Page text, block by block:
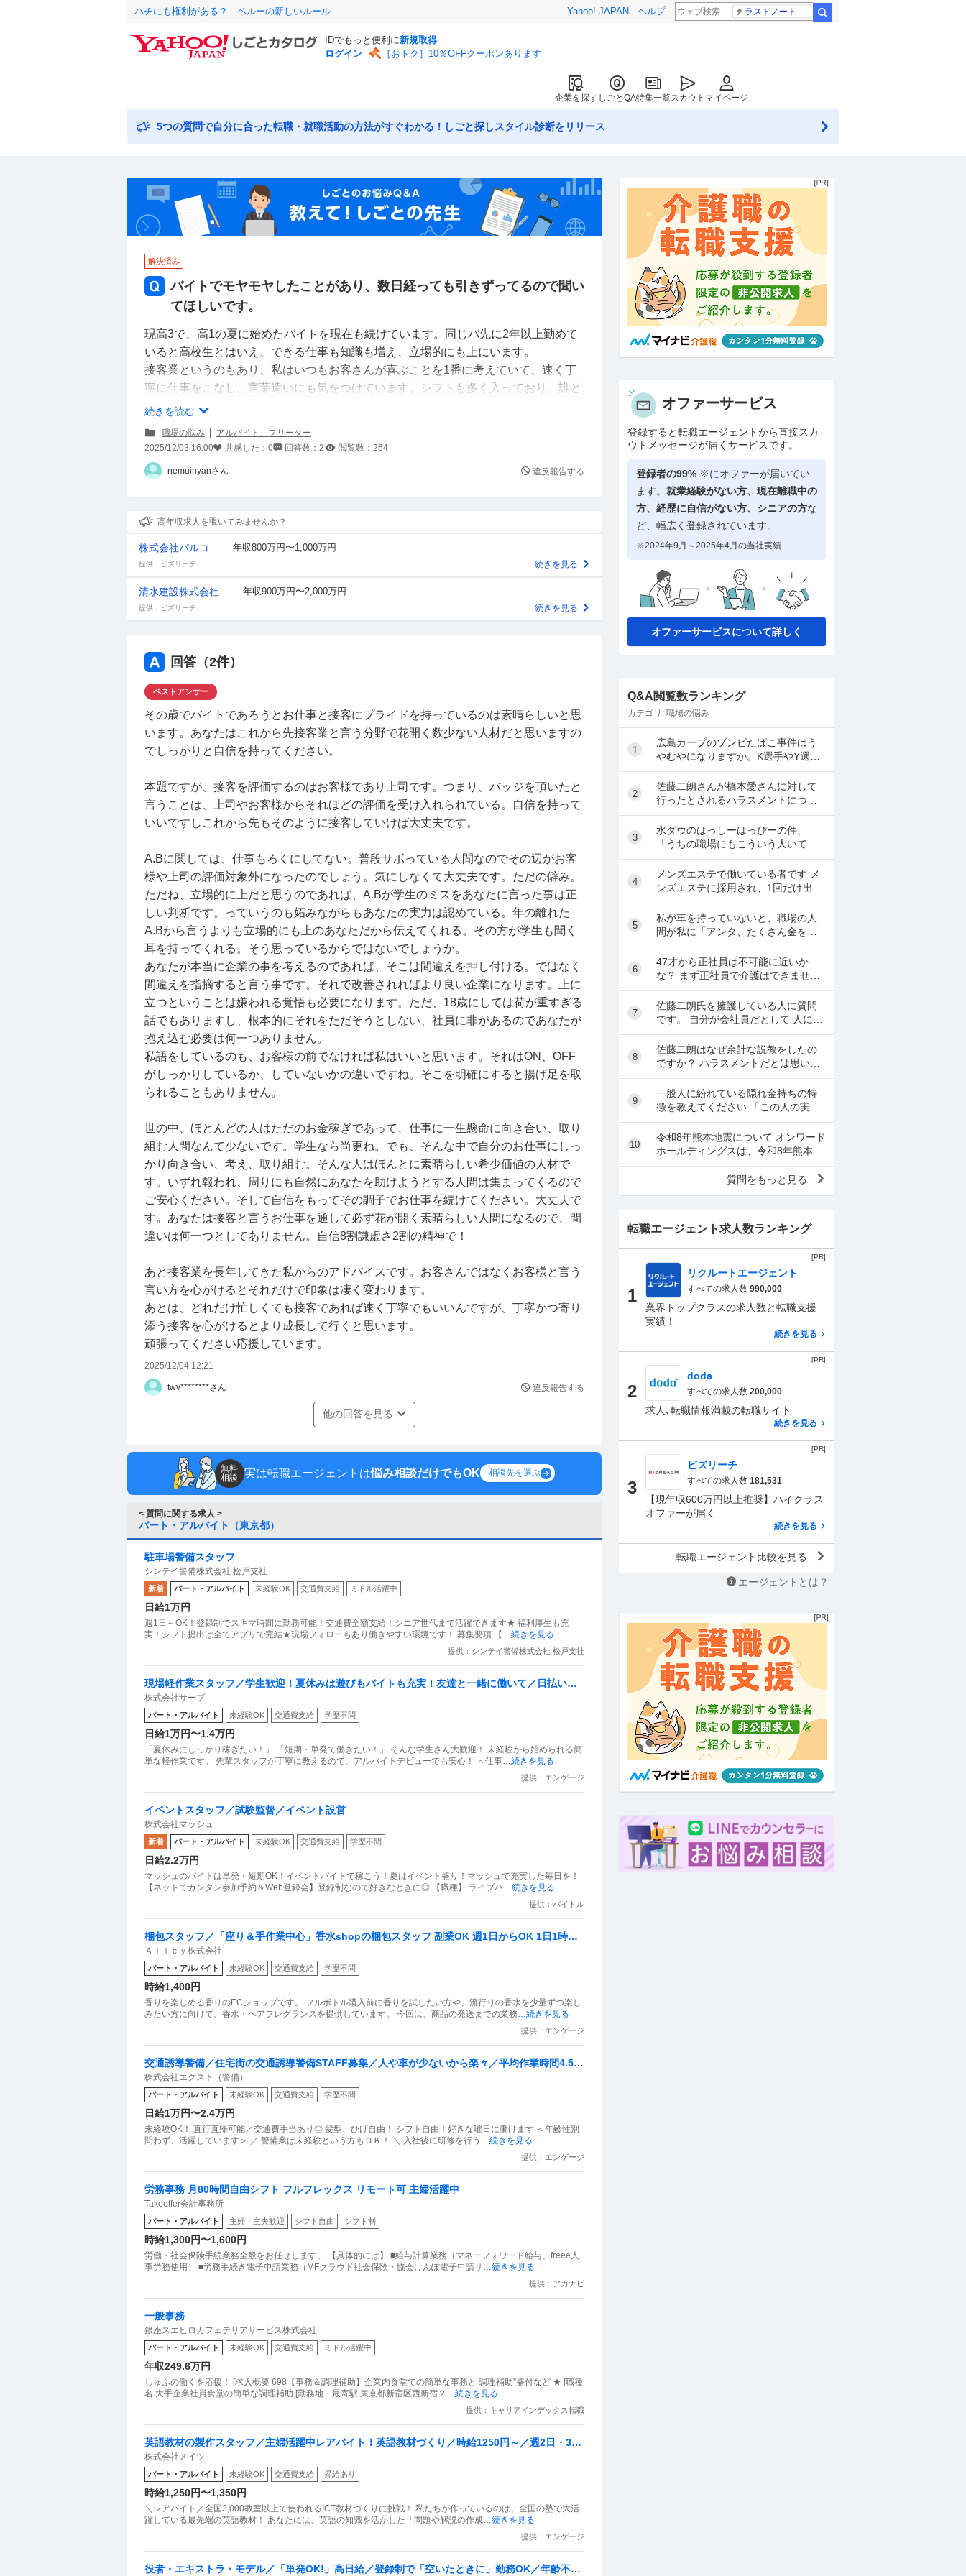
ハチにも権利がある？ ペルーの新しいルール Yahoo! JAPAN ヘルプ
IDでもっと便利に新規取得
ログイン
［おトク］10％OFFクーポンあります
企業を探すしごとQA特集一覧スカウト マイページ
5つの質問で自分に合った転職・就職活動の方法がすぐわかる！しごと探しスタイル診断をリリース
解決済み
バイトでモヤモヤしたことがあり、数日経っても引きずってるので聞い
てほしいです。
現高3で、高1の夏に始めたバイトを現在も続けています。同じバ先に2年以上勤めて
いると高校生とはいえ、できる仕事も知識も増え、立場的にも上にいます。
接客業というのもあり、私はいつもお客さんが喜ぶことを1番に考えていて、速く丁
寧に仕事をこなし、言葉遣いにも気をつけています。シフトも多く入っており、誰と
でも話せる性格なので、バ先の同じ学生だけでなく、ロングで入っている主婦や社員
先日有難いことに、会社で自分の接客が認められ、バッジとともに少額ですが手当て
もいただきました。私の勤める店舗には認定されたのがまだ私しかおらず、お金とい
うより、自分の仕事に自信を持ってこなしていたので、バッジという形に残るもので
認めてもらえたことがすごく嬉しかったです。
しかし、このことが私よりも長く勤めている主婦の方(以下Aさん：普段からお局的存
在ですが、私は気に入られており上手くやっていました)の目に留まり、「なんで〇
〇ちゃん(私の名前)はもらえるのに私はもらえないの？」と社員に話し、Bさん(入っ
た時期はAさんと私よりも後だが労働時間は長いので立場はそこそこ上)も社員に対
し、「〇〇ちゃん(私)にあげるならAさんにもあげないとプライドが…」と伝え始め
ました。
もちろん主婦のおふたりも労働時間が長く、責任ある仕事を任せられていますが、今
今回のことでAさんとBさんもお怒りになってしまい、お店にお客さんが誰もいなく
て暇だった時に私が学生の子と話してたことをすごく指摘されました。もちろん仕事
中の私語が目立ってしまった自分にも非はありますが、18歳の私はまだまだ完璧じゃ
ありません。それに他にもおしゃべりしていた学生はたくさんいる中で、学生バイト
みんなに対しての不満を私にだけ伝えてきたり、私以外の子のミスも同じ日にシフト
入ってたからと私にだけ伝えてきます。もちろんそれを私から学生の子に言うのは、
しまっています。
バイト先に親友レベルで仲良い子がいるので相談したら、「主婦も学生も時給で働い
てるから、いかに楽に稼げるかとか、やるべきことと任されたことはやるけど、プラ
私は接客も働くことも好きなので全然バイトが苦じゃないし、楽したら働く環境が悪
くなるような気がして…時給だから最低限でいいやという考えに至らなかったので、
みんながそういう考えだったことに驚きです。
バッジをもらったことに対して、歳が近い学生の子から妬まれないか心配でしたが、
意外と学生の子達はバイトに対して時給のバイトだと割り切っているからこそ欲もな
いみたいで、まさか大人である主婦の方からバッジを持ったことで色々言われると思
いませんでした。
今までみんないい人だったし、仕事もちゃんとこなしてたからこそ、今回の件で主婦
の方の態度がいつもと違ったり、学生の子がそこまでのやる気を持っていないことに
衝撃を受けました。
なんか今までの自分の頑張りがよく分からなくなってしまって、自分の仕事に至らな
い点もあるから本当にバッジをもらってよかったのかも不安になってきました。
らいいかも分からなくて、、頑張り加減が分かりません。私の感覚がおかしいのか
な、
長文失礼しました。
続きを読む
職場の悩み
アルバイト、フリーター
2025/12/03 16:00
共感した： 0 回答数： 2 閲覧数： 264
nemuinyanさん 違反報告する
高年収求人を覗いてみませんか？
株式会社パルコ 年収800万円〜1,000万円
提供：ビズリーチ 続きを見る
清水建設株式会社 年収900万円〜2,000万円
提供：ビズリーチ 続きを見る
回答（2件）
ベストアンサー
その歳でバイトであろうとお仕事と接客にプライドを持っているのは素晴らしいと思
います。あなたはこれから先接客業と言う分野で花開く数少ない人材だと思いますの
でしっかりと自信を持ってください。
本題ですが、接客を評価するのはお客様であり上司です。つまり、バッジを頂いたと
言うことは、上司やお客様からそれほどの評価を受け入れられている。自信を持って
いいですしこれから先もそのように接客していけば大丈夫です。
A.Bに関しては、仕事もろくにしてない。普段サボっている人間なのでその辺がお客
様や上司の評価対象外になったのでしょう。気にしなくて大丈夫です。ただの僻み。
ただね、立場的に上だと思うのであれば、A.Bが学生のミスをあなたに言った事は正
しい判断です。っていうのも妬みながらもあなたの実力は認めている。年の離れた
A.Bから言うよりも立場的にも上のあなただから伝えてくれる。その方が学生も聞く
耳を持ってくれる。そう思っているからではないでしょうか。
あなたが本当に企業の事を考えるのであれば、そこは間違えを押し付ける。ではなく
間違えを指摘すると言う事です。それで改善されればより良い企業になります。上に
立つということは嫌われる覚悟も必要になります。ただ、18歳にしては荷が重すぎる
話でもありますし、根本的にそれをただそうとしない、社員に非があるのであなたが
抱え込む必要は何一つありません。
私語をしているのも、お客様の前でなければ私はいいと思います。それはON、OFF
がしっかりしているか、していないかの違いですね。そこを明確にすると揚げ足を取
られることもありません。
世の中、ほとんどの人はただのお金稼ぎであって、仕事に一生懸命に向き合い、取り
組む人間なんて少ないです。学生なら尚更ね。でも、そんな中で自分のお仕事にしっ
かり向き合い、考え、取り組む。そんな人はほんとに素晴らしい希少価値の人材で
す。いずれ報われ、周りにも自然にあなたを助けようとする人間は集まってくるので
ご安心ください。そして自信をもってその調子でお仕事を続けてください。大丈夫で
す。あなたは接客と言うお仕事を通して必ず花が開く素晴らしい人間になるので、間
違いは何一つとしてありません。自信8割謙虚さ2割の精神で！
あと接客業を長年してきた私からのアドバイスです。お客さんではなくお客様と言う
言い方を心がけるとそれだけで印象は凄く変わります。
あとは、どれだけ忙しくても接客であれば速く丁寧でもいいんですが、丁寧かつ寄り
添う接客を心がけるとより成長して行くと思います。
頑張ってください応援しています。
2025/12/04 12:21
twv********さん 違反報告する
他の回答を見る
無料
相談
実は転職エージェントは悩み相談だけでもOK 相談先を選ぶ
< 質問に関する求人 >
パート・アルバイト（東京都）
駐車場警備スタッフ
シンテイ警備株式会社 松戸支社
新着 パート・アルバイト 未経験OK 交通費支給 ミドル活躍中
日給1万円
週1日～OK！登録制でスキマ時間に勤務可能！交通費全額支給！シニア世代まで活躍できます★ 福利厚生も充
実！シフト提出は全てアプリで完結★現場フォローもあり働きやすい環境です！ 募集要項 【 …続きを見る
提供：シンテイ警備株式会社 松戸支社
現場軽作業スタッフ／学生歓迎！夏休みは遊びもバイトも充実！友達と一緒に働いて／日払いで
稼いで夏休みを満喫しよう！
株式会社サーブ
パート・アルバイト 未経験OK 交通費支給 学歴不問
日給1万円〜1.4万円
「夏休みにしっかり稼ぎたい！」 「短期・単発で働きたい！」 そんな学生さん大歓迎！ 未経験から始められる簡
単な軽作業です。 先輩スタッフが丁寧に教えるので、アルバイトデビューでも安心！ ＜仕事…続きを見る
提供：エンゲージ
イベントスタッフ／試験監督／イベント設営
株式会社マッシュ
新着 パート・アルバイト 未経験OK 交通費支給 学歴不問
日給2.2万円
マッシュのバイトは単発・短期OK！イベントバイトで稼ごう！夏はイベント盛り！マッシュで充実した毎日を！
【ネットでカンタン参加予約＆Web登録会】登録制なので好きなときに◎ 【職種】 ライブハ…続きを見る
提供：バイトル
梱包スタッフ／「座り＆手作業中心」香水shopの梱包スタッフ 副業OK 週1日からOK 1日1時間
からOK
Ａｌｌｅｙ株式会社
パート・アルバイト 未経験OK 交通費支給 学歴不問
時給1,400円
香りを楽しめる香りのECショップです。 フルボトル購入前に香りを試したい方や、流行りの香水を少量ずつ楽し
みたい方に向けて、香水・ヘアフレグランスを提供しています。 今回は、商品の発送までの業務…続きを見る
提供：エンゲージ
交通誘導警備／住宅街の交通誘導警備STAFF募集／人や車が少ないから楽々／平均作業時間4.5時
間で日給1万円保証
株式会社エクスト（警備）
パート・アルバイト 未経験OK 交通費支給 学歴不問
日給1万円〜2.4万円
未経験OK！ 直行直帰可能／交通費手当あり◎ 髪型、ひげ自由！ シフト自由！好きな曜日に働けます ＜年齢性別
問わず、活躍しています＞ ／ 警備業は未経験という方もＯＫ！ ＼ 入社後に研修を行う …続きを見る
提供：エンゲージ
労務事務 月80時間自由シフト フルフレックス リモート可 主婦活躍中
Takeoffer会計事務所
パート・アルバイト 主婦・主夫歓迎 シフト自由 シフト制
時給1,300円〜1,600円
労働・社会保険手続業務全般をお任せします。 【具体的には】 ■給与計算業務（マネーフォワード給与、freee人
事労務使用） ■労務手続き電子申請業務（MFクラウド社会保険・協会けんぽ電子申請サ…続きを見る
提供：アカナビ
一般事務
銀座スエヒロカフェテリアサービス株式会社
パート・アルバイト 未経験OK 交通費支給 ミドル活躍中
年収249.6万円
しゅふの働くを応援！ [求人概要 698【事務＆調理補助】企業内食堂での簡単な事務と 調理補助”盛付など ★ [職種
名 大手企業社員食堂の簡単な調理補助 [勤務地・最寄駅 東京都新宿区西新宿２ …続きを見る
提供：キャリアインデックス転職
英語教材の製作スタッフ／主婦活躍中レアバイト！英語教材づくり／時給1250円～／週2日・3h
～OK！／高田馬場
株式会社メイツ
パート・アルバイト 未経験OK 交通費支給 昇給あり
時給1,250円〜1,350円
＼レアバイト／全国3,000教室以上で使われるICT教材づくりに挑戦！ 私たちが作っているのは、全国の塾で大活
躍している最先端の英語教材！ あなたには、英語の知識を活かした「問題や解説の作成…続きを見る
提供：エンゲージ
役者・エキストラ・モデル／「単発OK!」高日給／登録制で「空いたときに」勤務OK／年齢不問
オファーサービス
登録すると転職エージェントから直接スカ
ウトメッセージが届くサービスです。
登録者の99% ※にオファーが届いてい
ます。 就業経験がない方、現在離職中の
方、 経歴に自信がない方、シニアの方な
ど、幅広く登録されています。
※2024年9月～2025年4月の当社実績
オファーサービスについて詳しく
Q&A閲覧数ランキング
カテゴリ: 職場の悩み
1
広島カープのゾンビたばこ事件はう
やむやになりますか。K選手やY選手
は名前が上がってしましたよね。
2
佐藤二朗さんが橋本愛さんに対して
行ったとされるハラスメントについ
て、佐藤二朗さんを擁護する意見が
多いですよね。 これは極端に言え
ば、 「ハラスメントでは...
3
水ダウのはっしーはっぴーの件、
「うちの職場にもこういう人いて笑
えない」っていう共感のポストがツ
イッターやyoutubeのコメント欄に多
すぎてそっちに驚いて...
4
メンズエステで働いている者です メ
ンズエステに採用され、1回だけ出勤
したのですが、研修（店長が担当）
の際や出勤時に「元々デリをやって
いたなら」という理由で...
5
私が車を持っていないと、職場の人
間が私に「アンタ、たくさん金を持
っているのだから車を買えよ。」と
言って来ます。 でも なんで しんどい
思いをして働いた金で...
6
47才から正社員は不可能に近いか
な？ まず正社員で介護はできませ
ん。 警備員は難しいです。できませ
ん。 運送会社の運転手は無理です。
できません 過去にうつ...
7
佐藤二朗氏を擁護している人に質問
です。 自分が会社員だとして 人に言
いたくない事情（病気や家族の事情
など）があり、上司や総務等に相談
した結果、仕事内容を...
8
佐藤二朗はなぜ余計な説教をしたの
ですか？ ハラスメントだとは思いま
せん。何でもかんでもハラスメント
という最近の風潮に反対です。た
だ、橋本愛からすれば良い気...
9
一般人に紛れている隠れ金持ちの特
徴を教えてください 「この人の実家
はかなり金持ちでかなり裕福な隠れ
お嬢さまなんだな」とわかる特徴を
教えてください 私の...
10
令和8年熊本地震について オンワード
ホールディングスは、令和8年熊本自
身で、大震災の余波の可能性が高い
中、従業員に売上金の確保（金庫へ
質問をもっと見る
転職エージェント求人数ランキング
[PR]
1
リクルートエージェント
すべての求人数 990,000
業界トップクラスの求人数と転職支援
実績！
続きを見る
[PR]
2
doda
すべての求人数 200,000
求人､転職情報満載の転職サイト
続きを見る
[PR]
3
ビズリーチ
すべての求人数 181,531
【現年収600万円以上推奨】ハイクラス
オファーが届く
続きを見る
転職エージェント比較を見る
エージェントとは？